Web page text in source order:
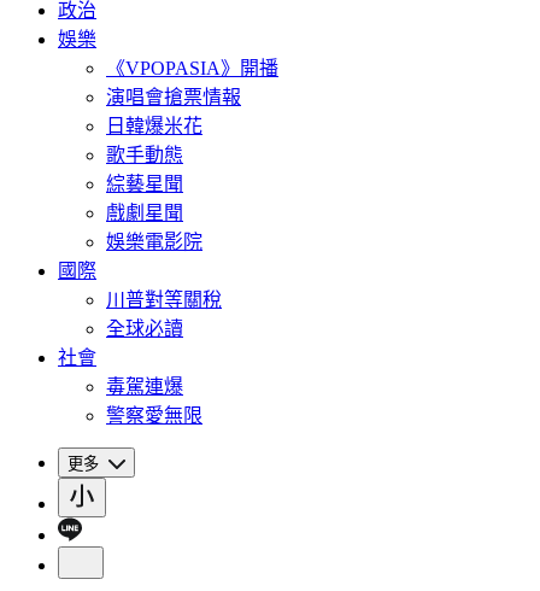
政治
娛樂
《VPOPASIA》開播
演唱會搶票情報
日韓爆米花
歌手動態
綜藝星聞
戲劇星聞
娛樂電影院
國際
川普對等關稅
全球必讀
社會
毒駕連爆
警察愛無限
更多